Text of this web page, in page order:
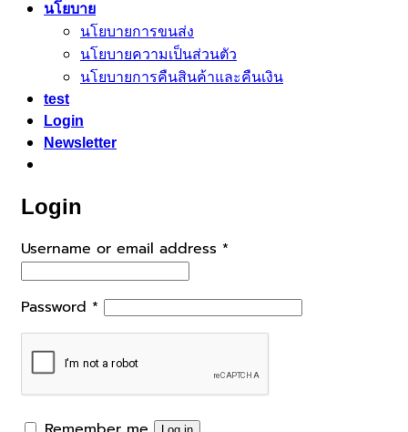
นโยบาย
นโยบายการขนส่ง
นโยบายความเป็นส่วนตัว
นโยบายการคืนสินค้าและคืนเงิน
test
Login
Newsletter
Login
Username or email address *
Password * Required